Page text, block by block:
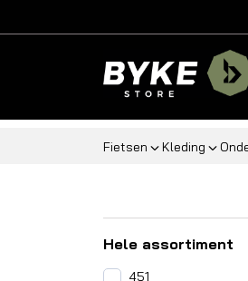
Fietsen Kleding
Hele assortiment
451